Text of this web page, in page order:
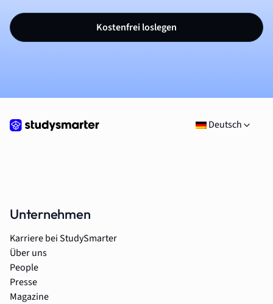
Kostenfrei loslegen
Deutsch
Unternehmen
Karriere bei StudySmarter
Über uns
People
Presse
Magazine